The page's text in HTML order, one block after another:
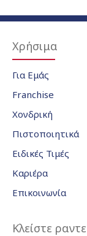
Χρήσιμα
Για Εμάς
Franchise
Χονδρική
Πιστοποιητικά
Ειδικές Τιμές
Καριέρα
Επικοινωνία
Κλείστε